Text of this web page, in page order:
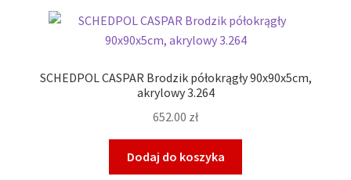
SCHEDPOL CASPAR Brodzik półokrągły 90x90x5cm,
akrylowy 3.264
652.00 zł
Dodaj do koszyka